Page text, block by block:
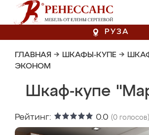
РУЗА
ГЛАВНАЯ → ШКАФЫ-КУПЕ →
ЭКОНОМ
Шкаф-купе
Рейтинг: 0.0 (0 голосов)